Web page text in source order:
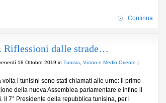
Continua
Riflessioni dalle strade…
18 Ottobre 2019 in Tunisia Vicino e Medio Oriente |
volta i tunisini sono stati chiamati alle urne: il primo
della nuova Assemblea parlamentare e infine il
7° Presidente della repubblica tunisina, per i